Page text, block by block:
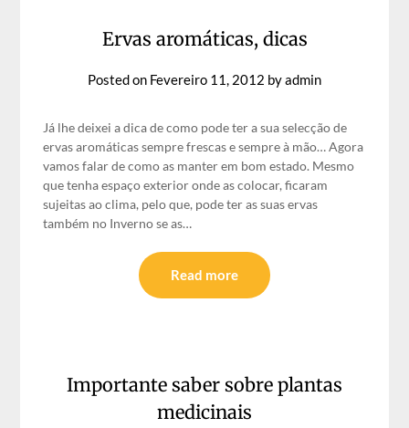
Ervas aromáticas, dicas
Posted on Fevereiro 11, 2012 byadmin
Já lhe deixei a dica de como pode ter a sua selecção de
ervas aromáticas sempre frescas e sempre à mão… Agora
vamos falar de como as manter em bom estado. Mesmo
que tenha espaço exterior onde as colocar, ficaram
sujeitas ao clima, pelo que, pode ter as suas ervas
também no Inverno se as…
Read more
Importante saber sobre plantas
medicinais